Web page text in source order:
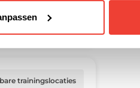
Inschrijven
Hengelo,
Zwolle en
trainingslocaties